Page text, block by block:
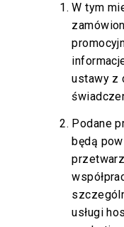
W tym
ustawy z
Podane
będą
usługi